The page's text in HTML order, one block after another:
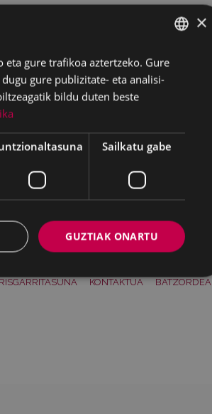
KONTAKTUA BATZORDEA
BASQUE
SPANISH
×
gure trafikoa aztertzeko. Gure
gure publizitate- eta analisi-
bildu duten beste
Sailkatu gabe
GUZTIAK ONARTU